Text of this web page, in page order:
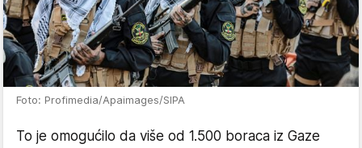
Foto: Profimedia/Apaimages/SIPA
To je omogućilo da više od 1.500 boraca iz Gaze